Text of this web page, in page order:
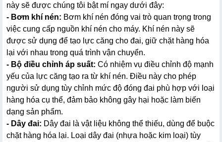
này sẽ được chúng tôi bật mí ngay dưới đây:
- Bơm khí nén: Bơm khí nén đóng vai trò quan trọng trong
việc cung cấp nguồn khí nén cho máy. Khí nén này sẽ
được sử dụng để tạo lực căng cho đai, giữ chặt hàng hóa
lại với nhau trong quá trình vận chuyển.
- Bộ điều chỉnh áp suất: Có nhiệm vụ điều chỉnh độ mạnh
yếu của lực căng tạo ra từ khí nén. Điều này cho phép
người sử dụng tùy chỉnh mức độ đóng đai phù hợp với loại
hàng hóa cụ thể, đảm bảo không gây hại hoặc làm biến
dạng sản phẩm.
- Dây đai: Dây đai là vật liệu không thể thiếu, dùng để buộc
chặt hàng hóa lại. Loại dây đai (nhựa hoặc kim loại) tùy